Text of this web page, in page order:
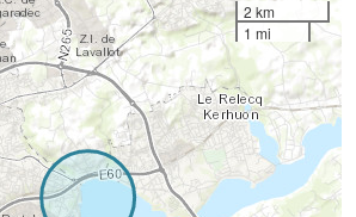
2 km
1 mi